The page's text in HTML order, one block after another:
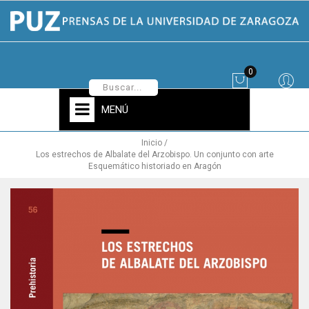
0
MENÚ
Inicio
Los estrechos de Albalate del Arzobispo. Un conjunto con arte
Esquemático historiado en Aragón